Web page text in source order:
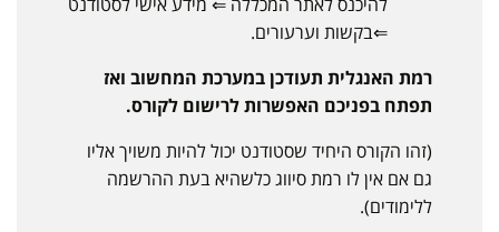
⇐בקשות וערעורים.
רמת האנגלית תעודכן במערכת המחשוב ואז
תפתח בפניכם האפשרות לרישום לקורס.
(זהו הקורס היחיד שסטודנט יכול להיות משויך אליו
גם אם אין לו רמת סיווג כלשהיא בעת ההרשמה
ללימודים).